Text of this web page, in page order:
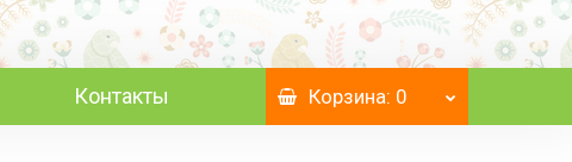
Контакты Корзина: 0